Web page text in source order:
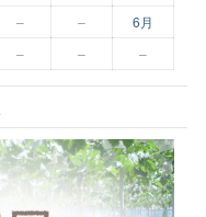
– –
6月
– – –